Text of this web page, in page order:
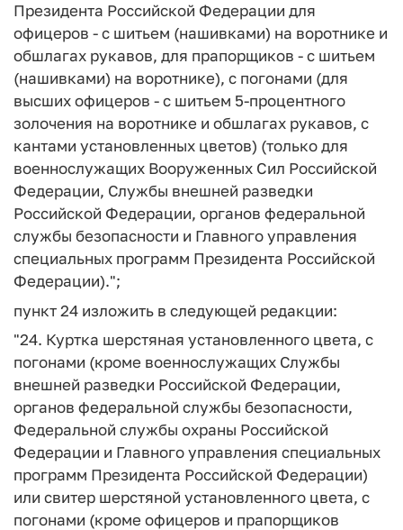
Президента Российской Федерации для
офицеров - с шитьем (нашивками) на воротнике и
обшлагах рукавов, для прапорщиков - с шитьем
(нашивками) на воротнике), с погонами (для
высших офицеров - с шитьем 5-процентного
золочения на воротнике и обшлагах рукавов, с
кантами установленных цветов) (только для
военнослужащих Вооруженных Сил Российской
Федерации, Службы внешней разведки
Российской Федерации, органов федеральной
службы безопасности и Главного управления
специальных программ Президента Российской
Федерации).";
пункт 24 изложить в следующей редакции:
"24. Куртка шерстяная установленного цвета, с
погонами (кроме военнослужащих Службы
внешней разведки Российской Федерации,
органов федеральной службы безопасности,
Федеральной службы охраны Российской
Федерации и Главного управления специальных
программ Президента Российской Федерации)
или свитер шерстяной установленного цвета, с
погонами (кроме офицеров и прапорщиков